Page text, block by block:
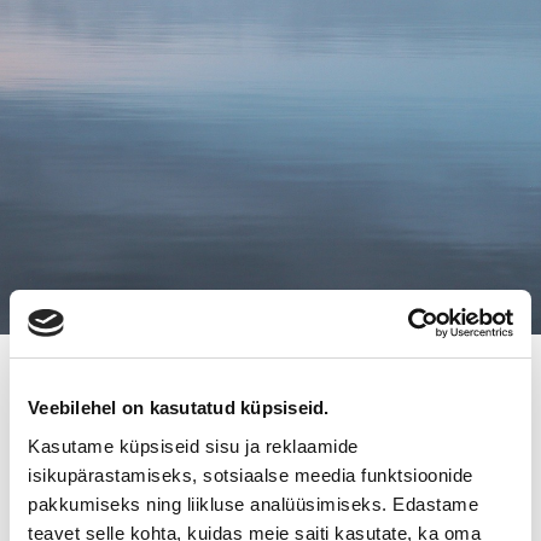
Veebilehel on kasutatud küpsiseid.
Kasutame küpsiseid sisu ja reklaamide
isikupärastamiseks, sotsiaalse meedia funktsioonide
pakkumiseks ning liikluse analüüsimiseks. Edastame
teavet selle kohta, kuidas meie saiti kasutate, ka oma
MITEN ONNISTUN
YRITYSKAUPASSA? TAPAHTUMA
KITEELLÄ 16.5.2016